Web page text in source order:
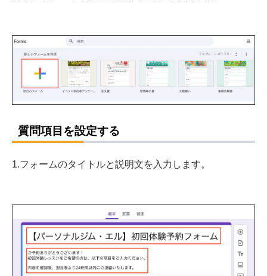
質問項目を設定する
1.フォームのタイトルと説明文を入力します。